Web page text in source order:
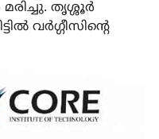
തൃശ്ശൂര്‍
വര്‍ഗ്ഗീസിന്റെ